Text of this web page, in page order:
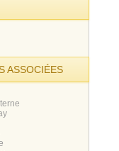
ASSOCIÉES